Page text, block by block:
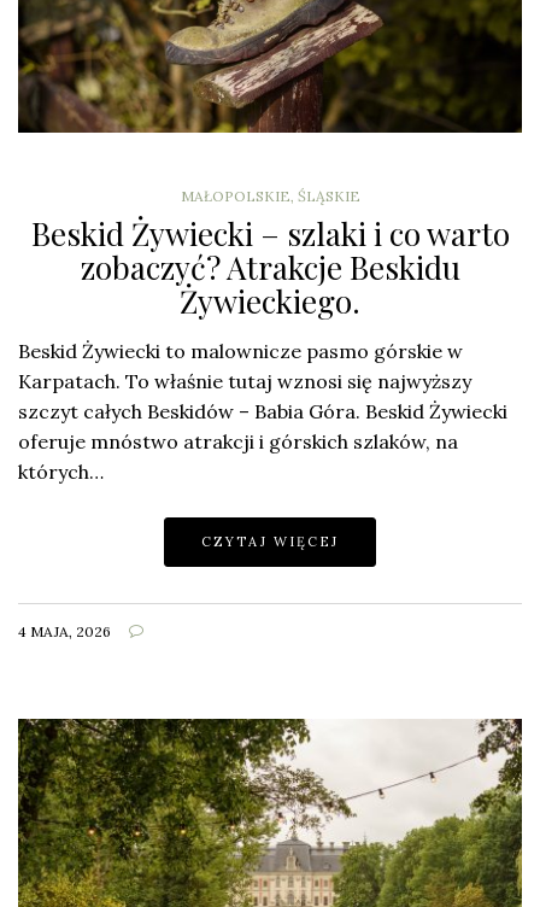
MAŁOPOLSKIE ŚLĄSKIE
Beskid Żywiecki – szlaki i co warto
zobaczyć? Atrakcje Beskidu
Żywieckiego.
Beskid Żywiecki to malownicze pasmo górskie w
Karpatach. To właśnie tutaj wznosi się najwyższy
szczyt całych Beskidów – Babia Góra. Beskid Żywiecki
oferuje mnóstwo atrakcji i górskich szlaków, na
których…
CZYTAJ WIĘCEJ
4 MAJA, 2026